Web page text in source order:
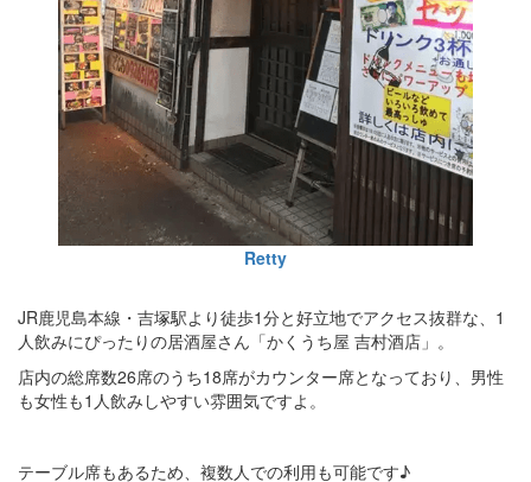
Retty
JR鹿児島本線・吉塚駅より徒歩1分と好立地でアクセス抜群な、1
人飲みにぴったりの居酒屋さん「かくうち屋 吉村酒店」。
店内の総席数26席のうち18席がカウンター席となっており、男性
も女性も1人飲みしやすい雰囲気ですよ。
テーブル席もあるため、複数人での利用も可能です♪